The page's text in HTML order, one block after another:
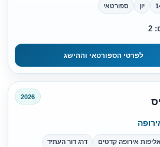
יון ספורטאי
2
לפרטי הספורטאי וההישג
2026
אליפות אירופה קדטים דרג דור העתיד